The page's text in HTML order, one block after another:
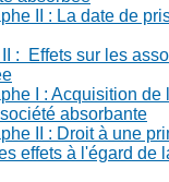
II : La date de
: Effets sur les
I : Acquisition
absorbante
II : Droit à une
effets à l'égard de